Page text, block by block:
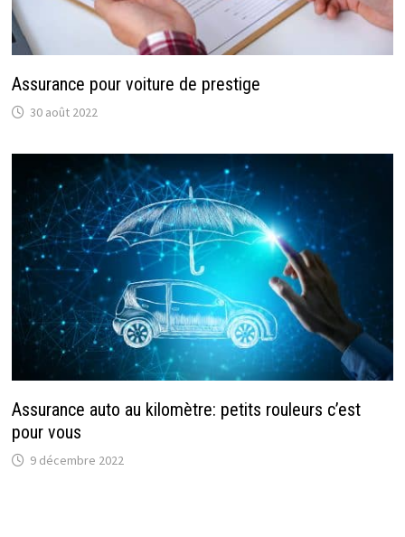
Assurance pour voiture de prestige
30 août 2022
Assurance auto au kilomètre: petits rouleurs c’est
pour vous
9 décembre 2022